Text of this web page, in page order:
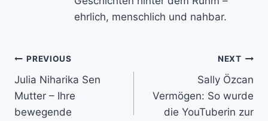
ehrlich, menschlich und nahbar.
Post
navigation
PREVIOUS
Julia Niharika Sen
Mutter – Ihre
bewegende
NEXT
Sally Özcan
Vermögen: So wurde
die YouTuberin zur